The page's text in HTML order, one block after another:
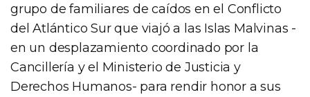
grupo de familiares de caídos en el Conflicto
del Atlántico Sur que viajó a las Islas Malvinas -
en un desplazamiento coordinado por la
Cancillería y el Ministerio de Justicia y
Derechos Humanos- para rendir honor a sus